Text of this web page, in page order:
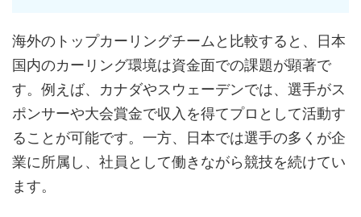
海外のトップカーリングチームと比較すると、日本
国内のカーリング環境は資金面での課題が顕著で
す。例えば、カナダやスウェーデンでは、選手がス
ポンサーや大会賞金で収入を得てプロとして活動す
ることが可能です。一方、日本では選手の多くが企
業に所属し、社員として働きながら競技を続けてい
ます。